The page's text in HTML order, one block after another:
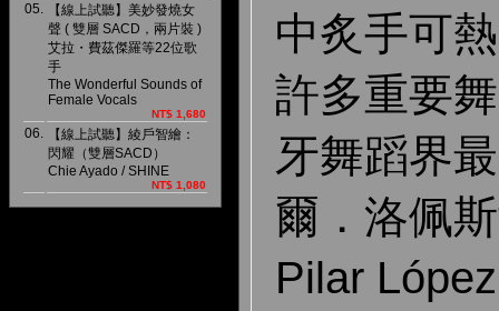
05.
【線上試聽】美妙發燒女
聲 ( 雙層 SACD，兩片裝 )
艾拉・費茲傑羅等22位歌
手
The Wonderful Sounds of
Female Vocals
NT$ 1,680
06.
【線上試聽】綾戶智繪：
閃耀（雙層SACD）
Chie Ayado / SHINE
NT$ 1,080
中炙手可
許多重要
牙舞蹈界
爾．洛佩
Pilar